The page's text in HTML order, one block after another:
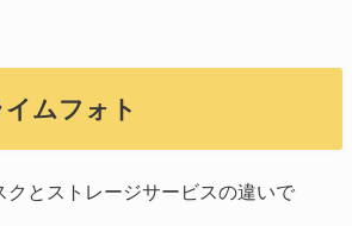
ムフォト
クとストレージサービスの違いで